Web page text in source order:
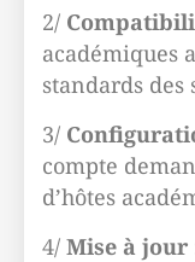
2/
académiques
standards des
3/
compte
d’hôtes
4/ Mise à jour